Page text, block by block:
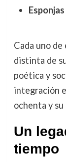
Cada uno
distinta de
poética y
integración
ochenta y
Un
tiempo